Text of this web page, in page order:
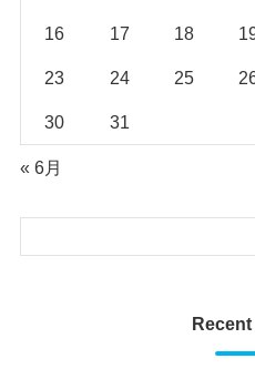
16 17 18
23 24 25
30 31
« 6月